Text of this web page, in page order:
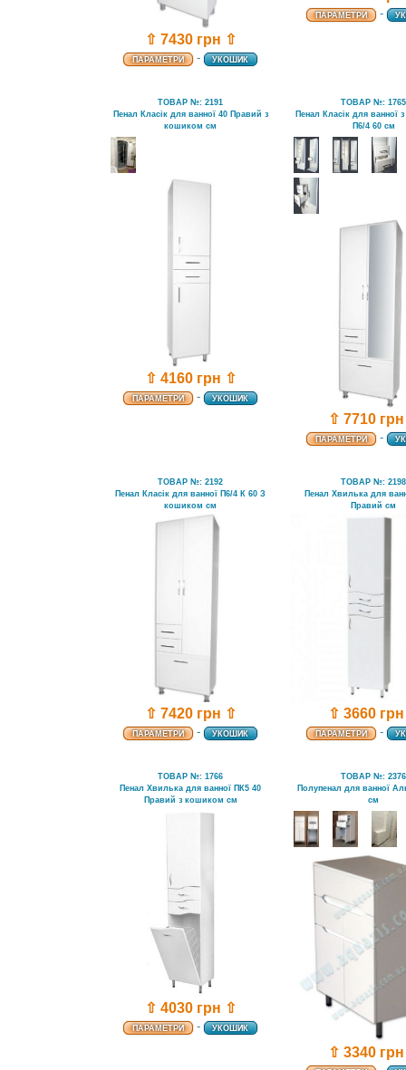
⇧ 7430 грн ⇧
ПАРАМЕТРИ - УКОШИК
ПАРАМЕТРИ -
ТОВАР №: 2191
Пенал Класік для ванної 40 Правий з
кошиком см
⇧ 4160 грн ⇧
ПАРАМЕТРИ - УКОШИК
ТОВАР №: 1765
Пенал Класік для ванної
П6/4 60 см
⇧ 7710
ПАРАМЕТРИ -
ТОВАР №: 2192
Пенал Класік для ванної П6/4 К 60 З
кошиком см
⇧ 7420 грн ⇧
ПАРАМЕТРИ - УКОШИК
ТОВАР №: 2198
Пенал Хвилька для
Правий см
⇧ 3660
ПАРАМЕТРИ -
ТОВАР №: 1766
Пенал Хвилька для ванної ПК5 40
Правий з кошиком см
⇧ 4030 грн ⇧
ПАРАМЕТРИ - УКОШИК
ТОВАР №: 2376
Полупенал для ванної
см
⇧ 3340